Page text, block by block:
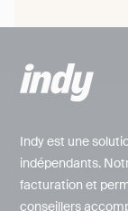
Indy est une
indépendants.
facturation et
conseillers